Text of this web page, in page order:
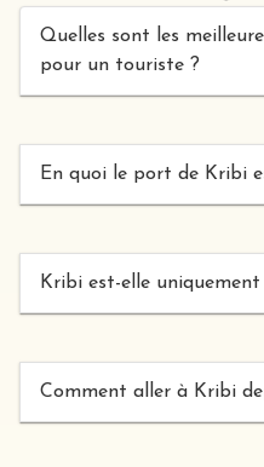
Quelles sont les
pour un touriste ?
En quoi le port de Kribi
Kribi est-elle
Comment aller à Kribi